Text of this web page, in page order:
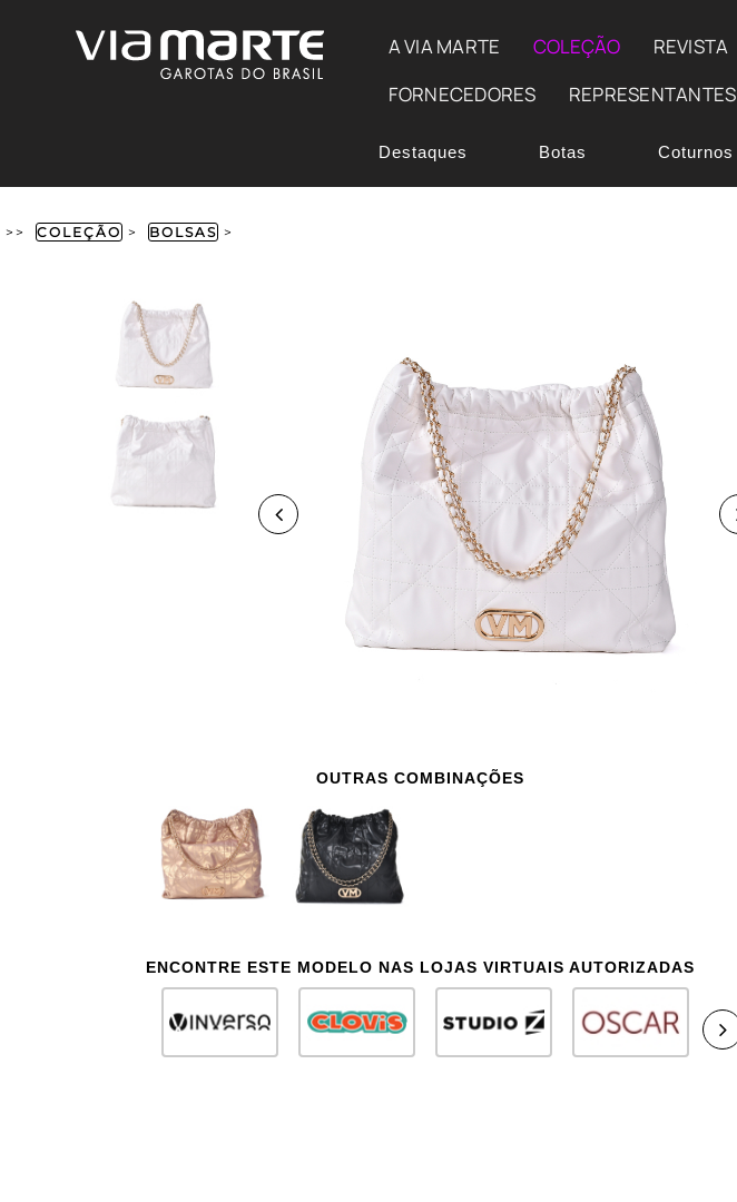
A VIA MARTE COLEÇÃO REVISTA
FORNECEDORES
REPRESENTANTES
Destaques Botas Coturnos
>> COLEÇÃO > BOLSAS >
OUTRAS COMBINAÇÕES
ENCONTRE ESTE MODELO NAS LOJAS VIRTUAIS AUTORIZADAS